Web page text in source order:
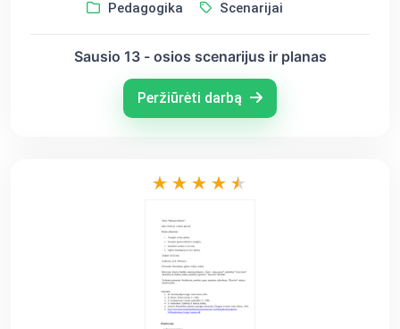
Pedagogika Scenarijai
Sausio 13 - osios scenarijus ir planas
Peržiūrėti darbą